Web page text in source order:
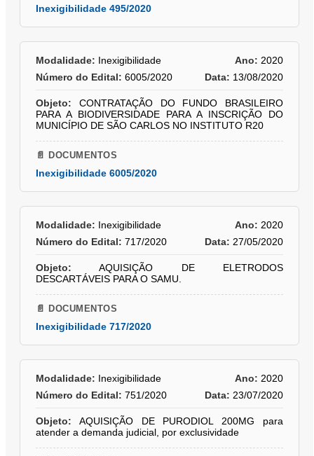
Inexigibilidade 495/2020
Modalidade: Inexigibilidade Ano: 2020
Número do Edital: 6005/2020 Data: 13/08/2020
Objeto: CONTRATAÇÃO DO FUNDO BRASILEIRO
PARA A BIODIVERSIDADE PARA A INSCRIÇÃO DO
MUNICÍPIO DE SÃO CARLOS NO INSTITUTO R20
📄 DOCUMENTOS
Inexigibilidade 6005/2020
Modalidade: Inexigibilidade Ano: 2020
Número do Edital: 717/2020 Data: 27/05/2020
Objeto: AQUISIÇÃO DE ELETRODOS
DESCARTÁVEIS PARA O SAMU.
📄 DOCUMENTOS
Inexigibilidade 717/2020
Modalidade: Inexigibilidade Ano: 2020
Número do Edital: 751/2020 Data: 23/07/2020
Objeto: AQUISIÇÃO DE PURODIOL 200MG para
atender a demanda judicial, por exclusividade